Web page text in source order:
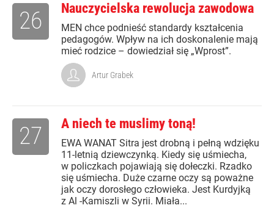
Nauczycielska rewolucja zawodowa
MEN chce podnieść standardy kształcenia
pedagogów. Wpływ na ich doskonalenie mają
mieć rodzice – dowiedział się „Wprost”.
26
Artur Grabek
A niech te muslimy toną!
EWA WANAT Sitra jest drobną i pełną wdzięku
11-letnią dziewczynką. Kiedy się uśmiecha,
w policzkach pojawiają się dołeczki. Rzadko
się uśmiecha. Duże czarne oczy są poważne
jak oczy dorosłego człowieka. Jest Kurdyjką
z Al -Kamiszli w Syrii. Miała...
27